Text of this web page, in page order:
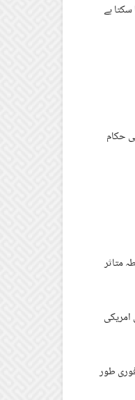
ہے
حکام
متاثر
امریکی
طور